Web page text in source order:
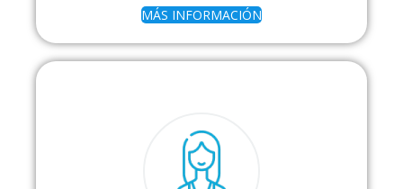
MÁS INFORMACIÓN